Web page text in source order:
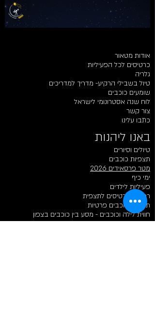
אודות מטאור
כרטיסים לכל הפעיליות
גלריה
טיול בשבילי הרקיע- מדריך למדריכים
שומעים כוכבים
לוח שנה אסטרונומי לישראל
צור קשר
כתבו עלינו
באנו ליהנות​​
טיולים וסיורים
תצפיות כוכבים
מטר פרסאידים 2026
ימי כיף
פעיליות לילדים
רכישת כרטיסים לתצפית
תצפיות כוכבים פרטיות
חווית לילה וכוכבים - מסע בין כוכבים בצפון